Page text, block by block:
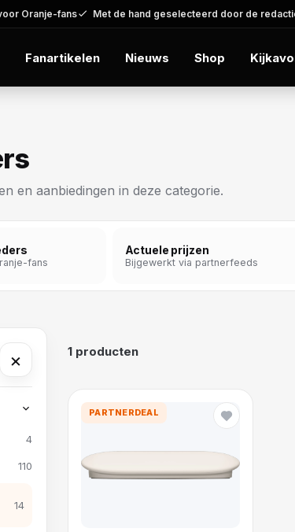
Oranje-fans Met de hand geselecteerd door de
Fanartikelen Nieuws Shop
en aanbiedingen in deze categorie.
fans
Actuele prijzen
Bijgewerkt via partnerfeeds
×
4
110
14
1 producten
PARTNERDEAL